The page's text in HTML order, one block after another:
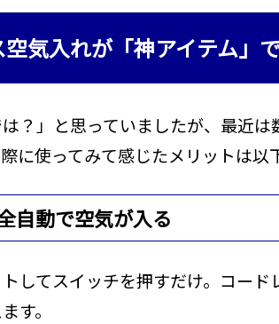
気入れが「神アイテム」
は？」と思っていましたが、最近
に使ってみて感じたメリットは以
自動で空気が入る
してスイッチを押すだけ。コー
す。